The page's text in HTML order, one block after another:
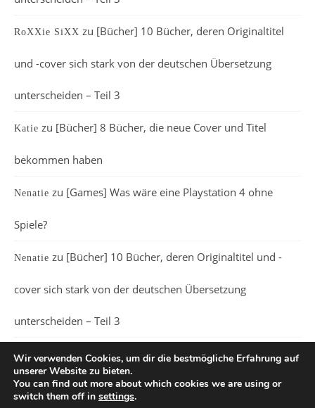
RoXXie SiXX zu [Bücher] 10 Bücher, deren Originaltitel
und -cover sich stark von der deutschen Übersetzung
unterscheiden – Teil 3
Katie zu [Bücher] 8 Bücher, die neue Cover und Titel
bekommen haben
Nenatie zu [Games] Was wäre eine Playstation 4 ohne
Spiele?
Nenatie zu [Bücher] 10 Bücher, deren Originaltitel und -
cover sich stark von der deutschen Übersetzung
unterscheiden – Teil 3
Wir verwenden Cookies, um dir die bestmögliche Erfahrung auf
unserer Website zu bieten.
You can find out more about which cookies we are using or
switch them off in settings.